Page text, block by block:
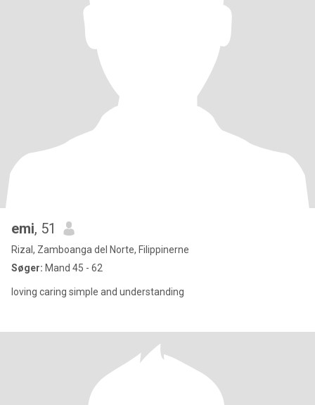
emi, 51
Rizal, Zamboanga del Norte, Filippinerne
Søger: Mand 45 - 62
loving caring simple and understanding